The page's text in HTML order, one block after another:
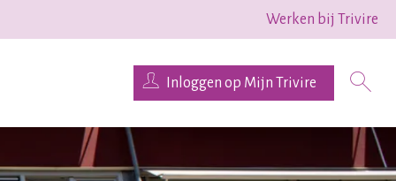
Inloggen op Mijn Trivire
Werken bij Trivire